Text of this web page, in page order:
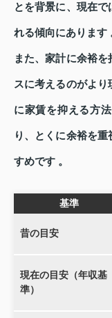
とを背景に、現在
れる傾向にあります
また、家計に余裕
スに考えるのがよ
に家賃を抑える方
り、とくに余裕を
すめです 。
基準
昔の目安
現在の目安（年収基
準）